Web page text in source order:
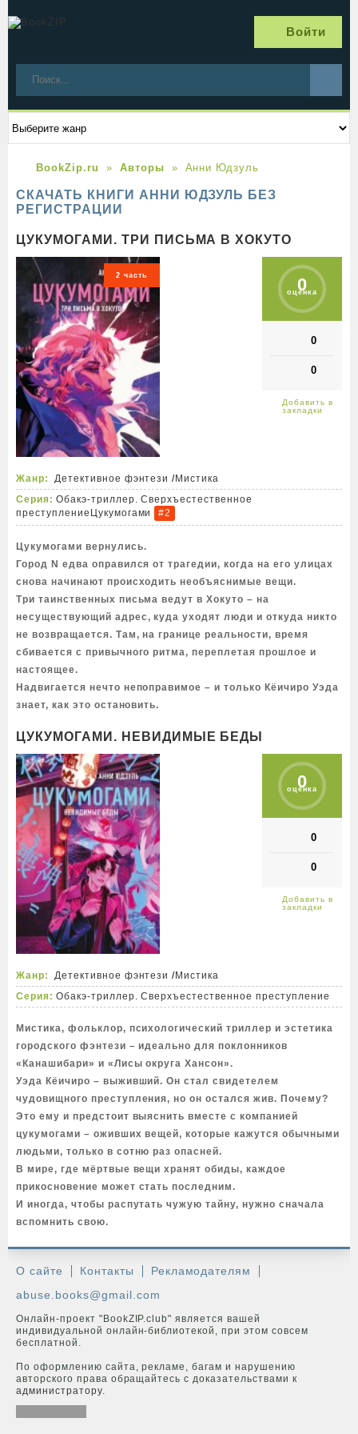
Войти
BookZip.ru Авторы Анни Юдзуль
СКАЧАТЬ КНИГИ АННИ ЮДЗУЛЬ БЕЗ
РЕГИСТРАЦИИ
ЦУКУМОГАМИ. ТРИ ПИСЬМА В ХОКУТО
2 часть 0
оценка
0
0
Жанр: Детективное фэнтези /Мистика
Серия: Обакэ-триллер. Сверхъестественное
преступление Цукумогами #2
Цукумогами вернулись.
Город N едва оправился от трагедии, когда на его улицах
снова начинают происходить необъяснимые вещи.
Три таинственных письма ведут в Хокуто – на
несуществующий адрес, куда уходят люди и откуда никто
не возвращается. Там, на границе реальности, время
сбивается с привычного ритма, переплетая прошлое и
настоящее.
Надвигается нечто непоправимое – и только Кёичиро Уэда
знает, как это остановить.
ЦУКУМОГАМИ. НЕВИДИМЫЕ БЕДЫ
0
оценка
0
0
Жанр: Детективное фэнтези /Мистика
Серия: Обакэ-триллер. Сверхъестественное преступление
Мистика, фольклор, психологический триллер и эстетика
городского фэнтези – идеально для поклонников
«Канашибари» и «Лисы округа Хансон».
Уэда Кёичиро – выживший. Он стал свидетелем
чудовищного преступления, но он остался жив. Почему?
Это ему и предстоит выяснить вместе с компанией
цукумогами – оживших вещей, которые кажутся обычными
людьми, только в сотню раз опасней.
В мире, где мёртвые вещи хранят обиды, каждое
прикосновение может стать последним.
И иногда, чтобы распутать чужую тайну, нужно сначала
вспомнить свою.
О сайте Контакты
Рекламодателям
abuse.books@gmail.com
Онлайн-проект "BookZIP.club" является вашей
индивидуальной онлайн-библиотекой, при этом совсем
бесплатной.
По оформлению сайта, рекламе, багам и нарушению
авторского права обращайтесь с доказательствами к
администратору.